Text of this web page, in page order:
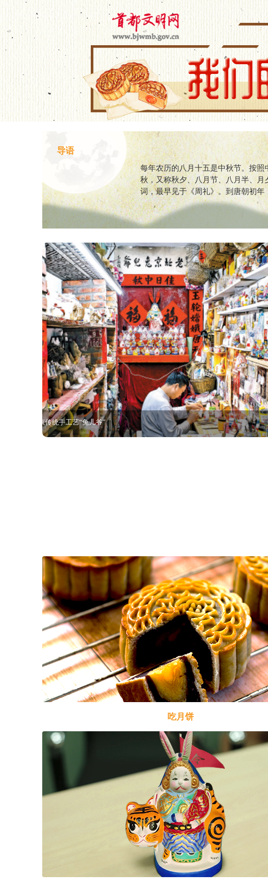
导语
每年农历的八月十五是中秋节。按
秋，又称秋夕、八月节、八月半、
词，最早见于《周礼》。到唐朝初
牛街街道春风社区举办“春风柳上归”诗咏会活动
吃月饼
我国城乡群众过中秋都有吃月饼的习俗，俗话中有：“八月
圆，中秋月饼香又甜”。月饼最初是用来祭奉月神的祭品，“月饼”
早见于南宋吴自牧的《梦梁录》中，那时，它也只是象菱花饼一
食品。后来人们逐渐把中秋赏月与品尝月饼结合在一起，寓意家
月饼最初是在家庭制作的，清袁枚在《隋园食单》中就记载有
做法。到了近代，有了专门制作月饼的作坊，月饼的制作越越来
馅料考究，外型美观，在月饼的外面还印有各种精美的图案，如
月”、“银河夜月”、“三潭印月”等。以月之圆兆人之团圆，以饼之
常生，用月饼寄托思念故乡，思念亲人之情，祈盼丰收、幸福，
下人们的心愿，月饼还被用来当做礼品送亲赠友，联络感情。
吃月饼